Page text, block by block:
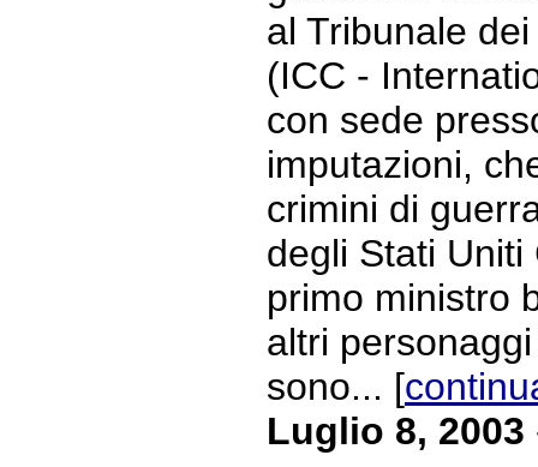
al Tribunale
(ICC -
con sede
imputazioni,
crimini di
degli Stati
primo ministro
altri
sono... [
Luglio 8, 2003